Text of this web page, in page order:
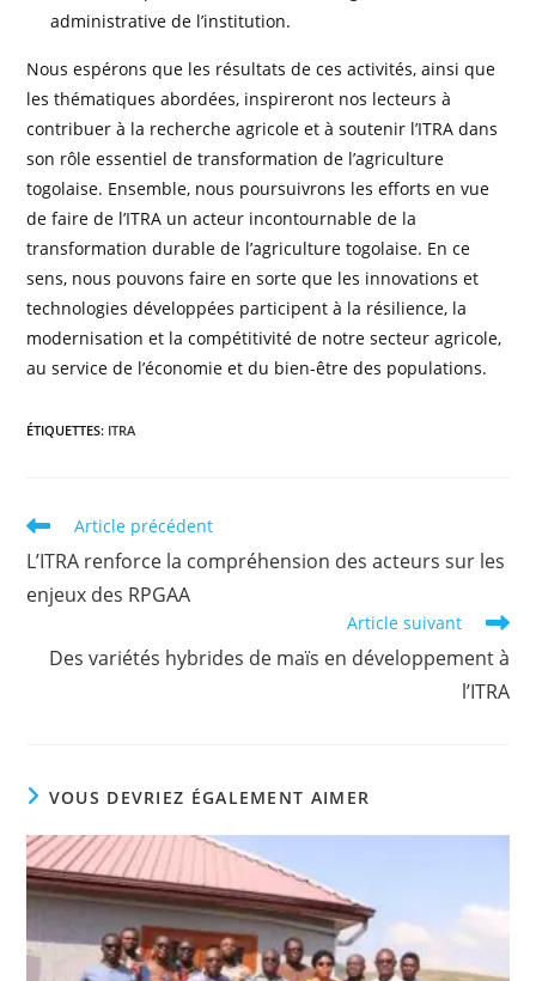
administrative de l’institution.
Nous espérons que les résultats de ces activités, ainsi que
les thématiques abordées, inspireront nos lecteurs à
contribuer à la recherche agricole et à soutenir l’ITRA dans
son rôle essentiel de transformation de l’agriculture
togolaise. Ensemble, nous poursuivrons les efforts en vue
de faire de l’ITRA un acteur incontournable de la
transformation durable de l’agriculture togolaise. En ce
sens, nous pouvons faire en sorte que les innovations et
technologies développées participent à la résilience, la
modernisation et la compétitivité de notre secteur agricole,
au service de l’économie et du bien-être des populations.
ÉTIQUETTES: ITRA
Article précédent
L’ITRA renforce la compréhension des acteurs sur les
enjeux des RPGAA
Article suivant
Des variétés hybrides de maïs en développement à
l’ITRA
VOUS DEVRIEZ ÉGALEMENT AIMER